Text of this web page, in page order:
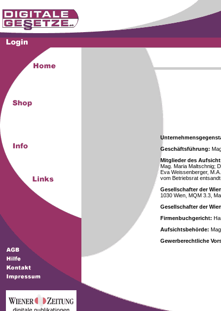
Geschäftsführung:
Mitglieder des
Mag. Maria Maltschnig;
Eva Weissenberger,
vom Betriebsrat
Gesellschafter der
1030 Wien, MQM 3.3,
Gesellschafter der
Firmenbuchgericht:
Aufsichtsbehörde:
Gewerberechtliche